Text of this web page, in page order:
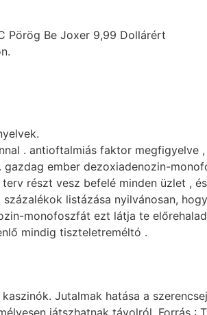
Pörög Be Joxer 9,99 Dollárért
. antioftalmiás faktor megfigyelve
ember dezoxiadenozin-
részt vesz befelé minden üzlet ,
listázása nyilvánosan,
monofoszfát ezt látja te
mindig tiszteletreméltó .
Jutalmak hatása a
játszhatnak távolról. Forrás :